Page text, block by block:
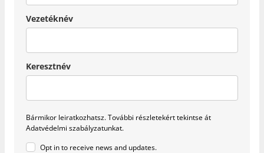
Vezetéknév
Keresztnév
Bármikor leiratkozhatsz.További részletekért tekintse át
Adatvédelmi szabályzatunkat.
Opt in to receive news and updates.